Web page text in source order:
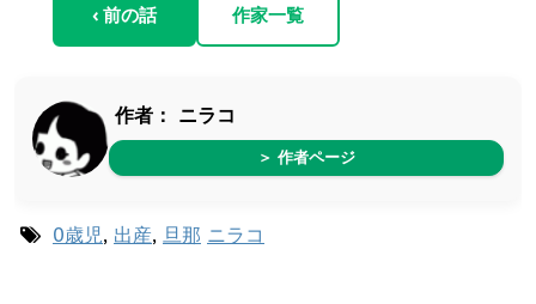
‹ 前の話 作家一覧
作者： ニラコ
＞ 作者ページ
0歳児, 出産, 旦那 ニラコ